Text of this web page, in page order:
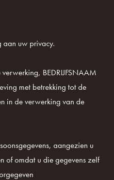
aan uw privacy.
BEDRIJFSNAAM
met betrekking tot de
in de verwerking van de
aangezien u
of omdat u die gegevens zelf